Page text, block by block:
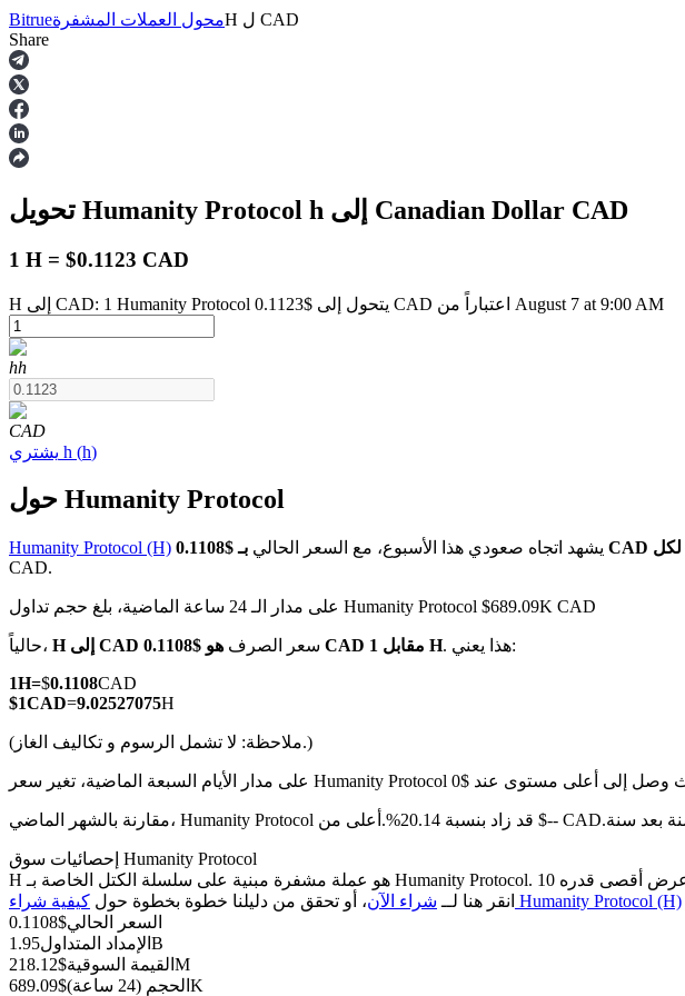
العقود الآجلة
العقود الآجلة USDT
العقود الآجلة لـ COIN-M
العقود الآجلة للعملات المشفرة
TradFi
مشتقات الأسهم والعملات الأجنبية والمعادن الثمينة والسلع
Bitrueمحول العملات المشفرةH ل CAD
Share
تحويل Humanity Protocol h إلى Canadian Dollar CAD
1 H = $0.1123 CAD
H إلى CAD: 1 Humanity Protocol يتحول إلى $0.1123 CAD اعتباراً من August 7 at 9:00 AM
hh
CAD
يشتري h (h)
حول Humanity Protocol
Humanity Protocol (H) يشهد اتجاه صعودي هذا الأسبوع، مع السعر الحالي
CAD.
على مدار الـ 24 ساعة الماضية، بلغ حجم تداول Humanity Protocol $689.09K CAD
حالياً، H إلى CAD سعر الصرف هو $0.1108 CAD مقابل 1 H
. هذا يعني:
1H=$0.1108CAD
$1CAD=9.02527075H
(ملاحظة: لا تشمل الرسوم و تكاليف الغاز.)
مقارنة بالشهر الماضي، Humanity Protocol قد زاد بنسبة 20.14%.أعلى من $-- CAD.
إحصائيات سوق Humanity Protocol
H هو عملة مشفرة مبنية على سلسلة الكتل الخاصة بـ Humanity Protocol. لديها عرض أقصى قدره 10B، مع إجمالي عرض حالي قدره 10B وعرض متداول قدره 1.95B، مما يمنحها قيمة سوقية قدرها 218.12M.
انقر هنا لــ شراء الآن، أو تحقق من دليلنا خطوة بخطوة حول كيفية شراء Humanity Protocol (H)
السعر الحالي$
0.1108
الإمداد المتداول 1.95B
القيمة السوقية$
218.12M
الحجم (24 ساعة)
$ 689.09K